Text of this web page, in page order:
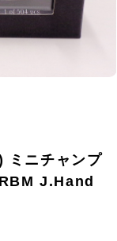
ミニチャンプ
J.Hand